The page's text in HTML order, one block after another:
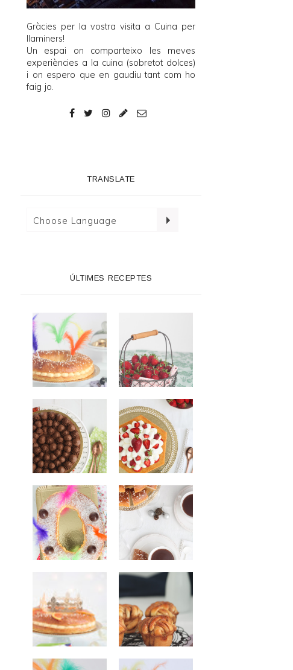
Gràcies per la vostra visita a Cuina per
llaminers!
Un espai on comparteixo les meves
experiències a la cuina (sobretot dolces)
i on espero que en gaudiu tant com ho
faig jo.
TRANSLATE
ÚLTIMES RECEPTES